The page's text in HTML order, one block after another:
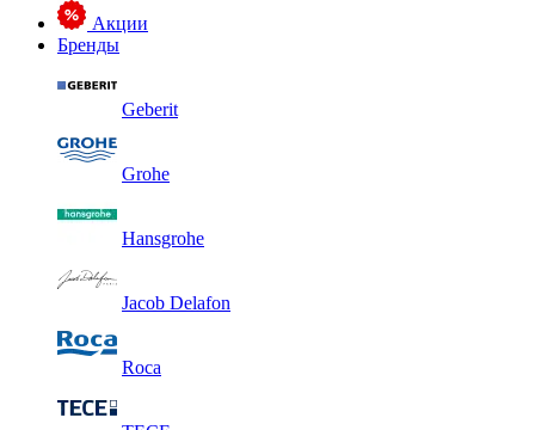
Акции
Бренды
Geberit
Grohe
Hansgrohe
Jacob Delafon
Roca